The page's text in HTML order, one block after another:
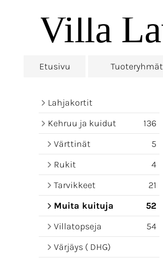
Etusivu Tuoteryhmät
Lahjakortit
Kehruu ja kuidut
136
Värttinät
5
Rukit
4
Tarvikkeet
21
Muita kuituja
52
Villatopseja
54
Värjäys ( DHG)